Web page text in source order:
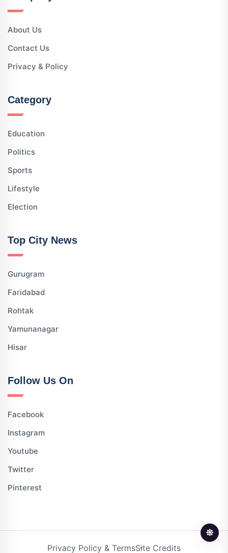
About Us
Contact Us
Privacy & Policy
Category
Education
Politics
Sports
Lifestyle
Election
Top City News
Gurugram
Faridabad
Rohtak
Yamunanagar
Hisar
Follow Us On
Facebook
Instagram
Youtube
Twitter
Pinterest
Privacy Policy & TermsSite Credits